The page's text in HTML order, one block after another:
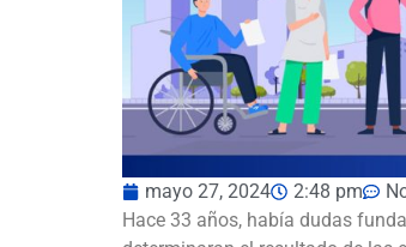
mayo 27, 2024 2:48 pm
Hace 33 años, había dudas